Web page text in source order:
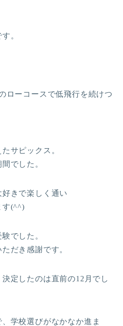
。
ローコースで低飛行を続けつ
サピックス。
でした。
きで楽しく通い
す(^^)
でした。
だき感謝です。
定したのは直前の12月でし
学校選びがなかなか進ま